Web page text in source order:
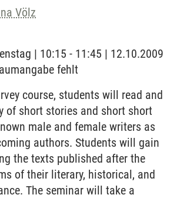
Völz
| 10:15 - 11:45 | 12.10.2009
fehlt
course, students will read and
of short stories and short short
male and female writers as
authors. Students will gain
the texts published after the
of their literary, historical, and
The seminar will take a